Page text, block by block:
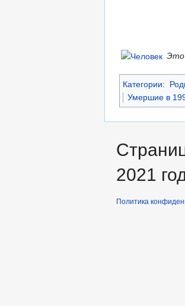
Это
Категории:
Умершие в
2021
Политика